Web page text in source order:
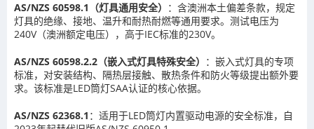
AS/NZS 60598.1（灯具通用安全） ：含澳洲本土偏差条款，规定
灯具的绝缘、接地、温升和耐热耐燃等通用要求。测试电压为
240V（澳洲额定电压），高于IEC标准的230V。
AS/NZS 60598.2.2（嵌入式灯具特殊安全） ：嵌入式灯具的专项
标准，对安装结构、隔热层接触、散热条件和防火等级提出额外要
求。该标准是LED筒灯SAA认证的核心依据。
AS/NZS 62368.1 ：适用于LED筒灯内置驱动电源的安全标准，自